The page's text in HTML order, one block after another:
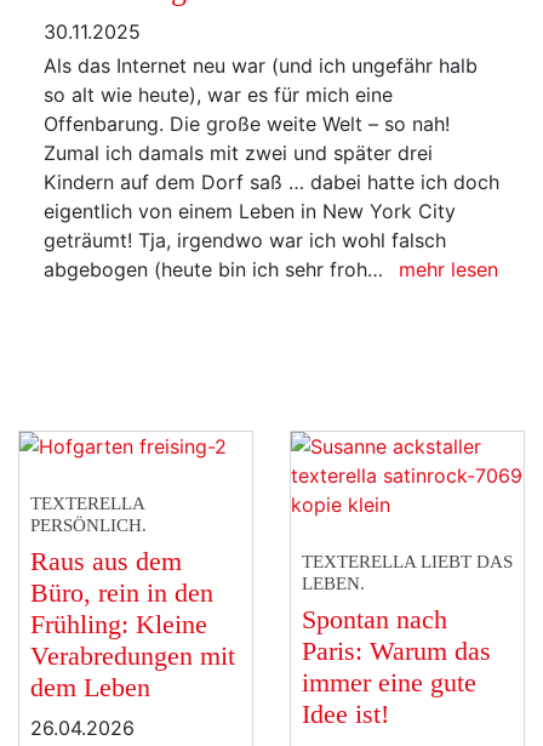
30.11.2025
Als das Internet neu war (und ich ungefähr halb
so alt wie heute), war es für mich eine
Offenbarung. Die große weite Welt – so nah!
Zumal ich damals mit zwei und später drei
Kindern auf dem Dorf saß … dabei hatte ich doch
eigentlich von einem Leben in New York City
geträumt! Tja, irgendwo war ich wohl falsch
abgebogen (heute bin ich sehr froh…
mehr lesen
PERSÖNLICH.
Raus aus dem
Büro, rein in den
Frühling: Kleine
Verabredungen mit
dem Leben
26.04.2026
LEBEN.
Spontan nach
Paris: Warum das
immer eine gute
Idee ist!